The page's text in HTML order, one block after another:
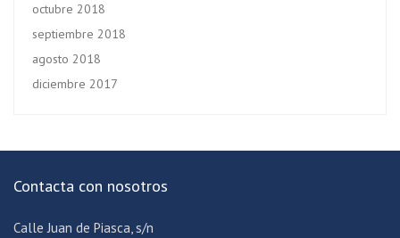
octubre 2018
septiembre 2018
agosto 2018
diciembre 2017
Contacta con nosotros
Calle Juan de Piasca, s/n